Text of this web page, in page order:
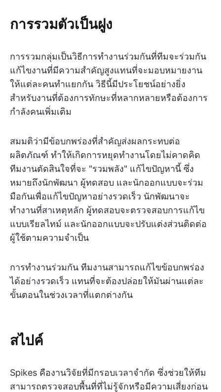
การรวมตัวเป็นฝูง
การรวมกลุ่มเป็นวิธีการทำงานร่วมกันที่ทีมจะร่วมกัน
แก้ไขงานที่มีความสำคัญสูงแทนที่จะมอบหมายงาน
ให้แต่ละคนทำแยกกัน วิธีนี้มีประโยชน์อย่างยิ่ง
สำหรับงานที่ต้องการทักษะที่หลากหลายหรือต้องการ
กำลังคนเพิ่มเติม
สมมติว่ามีข้อบกพร่องที่สำคัญส่งผลกระทบต่อ
ผลิตภัณฑ์ ทำให้เกิดการหยุดทำงานโดยไม่คาดคิด
ทีมงานตัดสินใจที่จะ "รวมพลัง" แก้ไขปัญหานี้ ซึ่ง
หมายถึงนักพัฒนา ผู้ทดสอบ และนักออกแบบจะร่วม
มือกันเพื่อแก้ไขปัญหาอย่างรวดเร็ว นักพัฒนาจะ
ทำงานที่สาเหตุหลัก ผู้ทดสอบจะตรวจสอบการแก้ไข
แบบเรียลไทม์ และนักออกแบบจะปรับแต่งส่วนติดต่อ
ผู้ใช้ตามความจำเป็น
การทำงานร่วมกัน ทีมงานสามารถแก้ไขข้อบกพร่อง
ได้อย่างรวดเร็ว แทนที่จะต้องปล่อยให้มันผ่านแต่ละ
ขั้นตอนในช่วงเวลาที่แตกต่างกัน
สไปค์
Spikes คืองานวิจัยที่มีกรอบเวลาจำกัด ซึ่งช่วยให้ทีม
สามารถตรวจสอบพื้นที่ที่ไม่รู้จักหรือมีความเสี่ยงก่อน